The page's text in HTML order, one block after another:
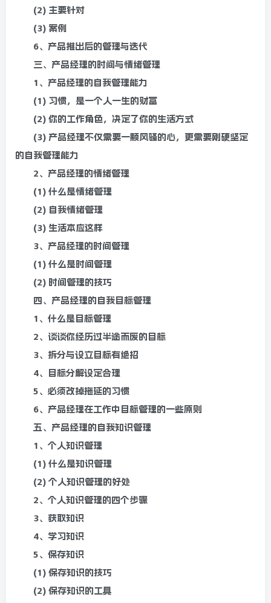
(2) 主要针对
(3) 案例
6、产品推出后的管理与迭代
三、产品经理的时间与情绪管理
1、产品经理的自我管理能力
(1) 习惯，是一个人一生的财富
(2) 你的工作角色，决定了你的生活方式
(3) 产品经理不仅需要一颗风骚的心，更需要刚硬坚定
的自我管理能力
2、产品经理的情绪管理
(1) 什么是情绪管理
(2) 自我情绪管理
(3) 生活本应这样
3、产品经理的时间管理
(1) 什么是时间管理
(2) 时间管理的技巧
四、产品经理的自我目标管理
1、什么是目标管理
2、谈谈你经历过半途而废的目标
3、拆分与设立目标有绝招
4、目标分解设定合理
5、必须改掉拖延的习惯
6、产品经理在工作中目标管理的一些原则
五、产品经理的自我知识管理
1、个人知识管理
(1) 什么是知识管理
(2) 个人知识管理的好处
2、个人知识管理的四个步骤
3、获取知识
4、学习知识
5、保存知识
(1) 保存知识的技巧
(2) 保存知识的工具